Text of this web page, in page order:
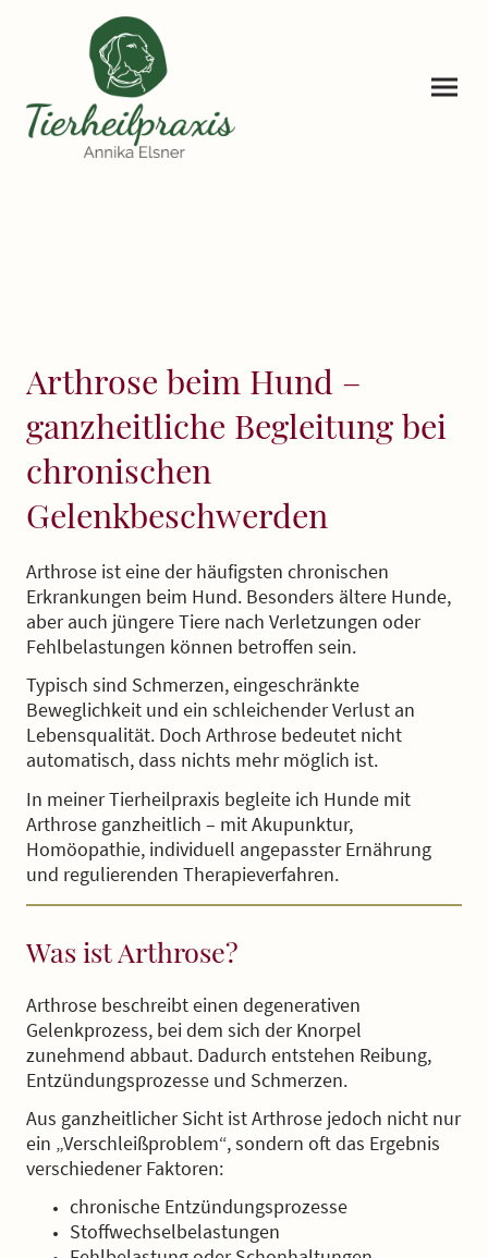
Arthrose beim Hund –
ganzheitliche Begleitung bei
chronischen
Gelenkbeschwerden
Arthrose ist eine der häufigsten chronischen
Erkrankungen beim Hund. Besonders ältere Hunde,
aber auch jüngere Tiere nach Verletzungen oder
Fehlbelastungen können betroffen sein.
Typisch sind Schmerzen, eingeschränkte
Beweglichkeit und ein schleichender Verlust an
Lebensqualität. Doch Arthrose bedeutet nicht
automatisch, dass nichts mehr möglich ist.
In meiner Tierheilpraxis begleite ich Hunde mit
Arthrose ganzheitlich – mit Akupunktur,
Homöopathie, individuell angepasster Ernährung
und regulierenden Therapieverfahren.
Was ist Arthrose?
Arthrose beschreibt einen degenerativen
Gelenkprozess, bei dem sich der Knorpel
zunehmend abbaut. Dadurch entstehen Reibung,
Entzündungsprozesse und Schmerzen.
Aus ganzheitlicher Sicht ist Arthrose jedoch nicht nur
ein „Verschleißproblem“, sondern oft das Ergebnis
verschiedener Faktoren:
chronische Entzündungsprozesse
Stoffwechselbelastungen